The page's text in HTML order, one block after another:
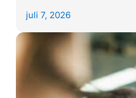
juli 7, 2026